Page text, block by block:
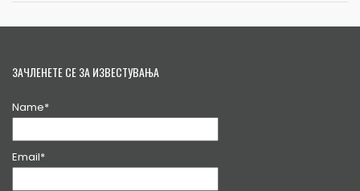
ЗАЧЛЕНЕТЕ СЕ ЗА ИЗВЕСТУВАЊА
Name*
Email*